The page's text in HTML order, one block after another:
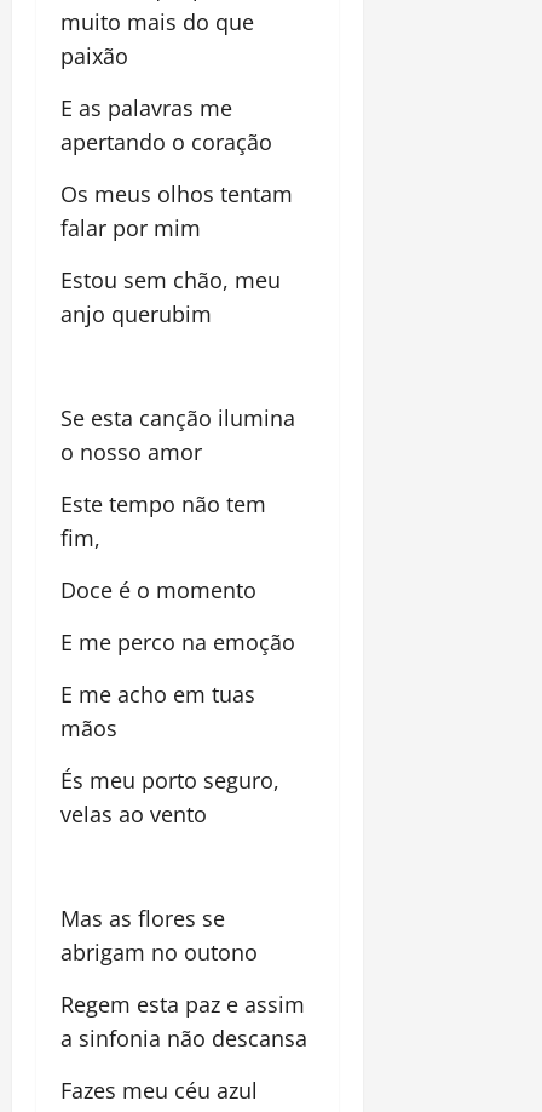
muito mais do que
paixão
E as palavras me
apertando o coração
Os meus olhos tentam
falar por mim
Estou sem chão, meu
anjo querubim
Se esta canção ilumina
o nosso amor
Este tempo não tem
fim,
Doce é o momento
E me perco na emoção
E me acho em tuas
mãos
És meu porto seguro,
velas ao vento
Mas as flores se
abrigam no outono
Regem esta paz e assim
a sinfonia não descansa
Fazes meu céu azul